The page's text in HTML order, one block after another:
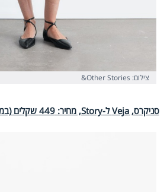
צילום: Other Stories&
סניקרס, Veja ל-Story, מחיר: 449 שקלים (במקום 749)